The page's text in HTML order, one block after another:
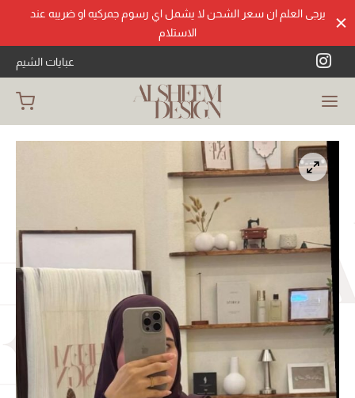
يرجى العلم ان سعر الشحن لا يشمل اي رسوم جمركيه او ضريبه عند
الاستلام
عبايات الشيم